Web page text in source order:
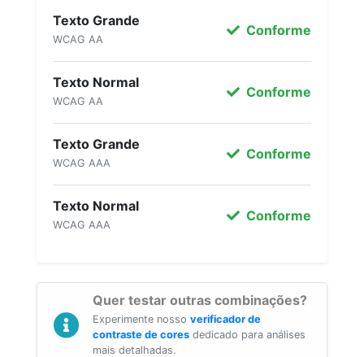
Texto Grande
WCAG AA
Conforme
Texto Normal
WCAG AA
Conforme
Texto Grande
WCAG AAA
Conforme
Texto Normal
WCAG AAA
Conforme
Quer testar outras combinações?
Experimente nosso verificador de
contraste de cores dedicado para análises
mais detalhadas.